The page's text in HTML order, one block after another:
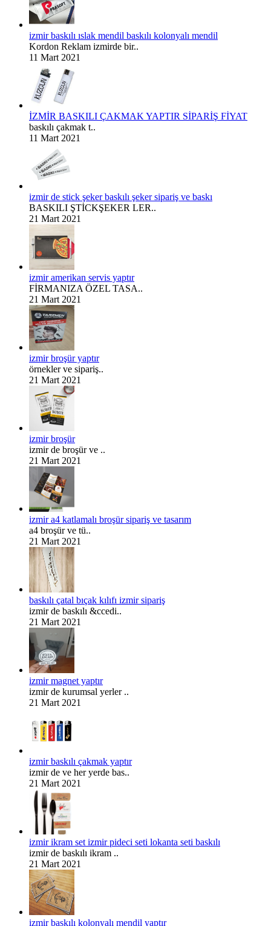
izmir baskılı ıslak mendil baskılı kolonyalı mendil
Kordon Reklam izmirde bir..
11 Mart 2021
İZMİR BASKILI ÇAKMAK YAPTIR SİPARİŞ FİYAT
baskılı çakmak t..
11 Mart 2021
izmir de stick şeker baskılı şeker sipariş ve baskı
BASKILI ŞTİCKŞEKER LER..
21 Mart 2021
izmir amerikan servis yaptır
FİRMANIZA ÖZEL TASA..
21 Mart 2021
izmir broşür yaptır
örnekler ve sipariş..
21 Mart 2021
izmir broşür
izmir de broşür ve ..
21 Mart 2021
izmir a4 katlamalı broşür sipariş ve tasarım
a4 broşür ve tü..
21 Mart 2021
baskılı çatal bıçak kılıfı izmir sipariş
izmir de baskılı &ccedi..
21 Mart 2021
izmir magnet yaptır
izmir de kurumsal yerler ..
21 Mart 2021
izmir baskılı çakmak yaptır
izmir de ve her yerde bas..
21 Mart 2021
izmir ikram set izmir pideci seti lokanta seti baskılı
izmir de baskılı ikram ..
21 Mart 2021
izmir baskılı kolonyalı mendil yaptır